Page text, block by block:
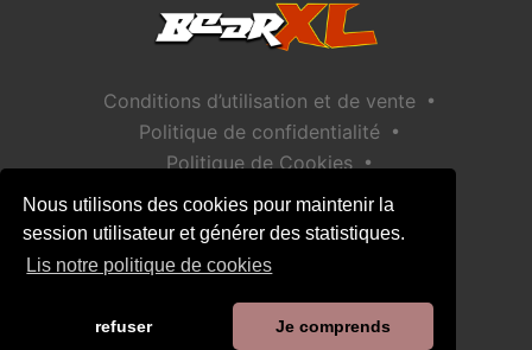
Nous utilisons des cookies pour maintenir la
session utilisateur et générer des statistiques.
Lis notre politique de cookies
refuser Je comprends
Conditions d’utilisation et de vente •
Politique de confidentialité •
Politique de Cookies •
Politique de sécurité des enfants
Aide / Contact